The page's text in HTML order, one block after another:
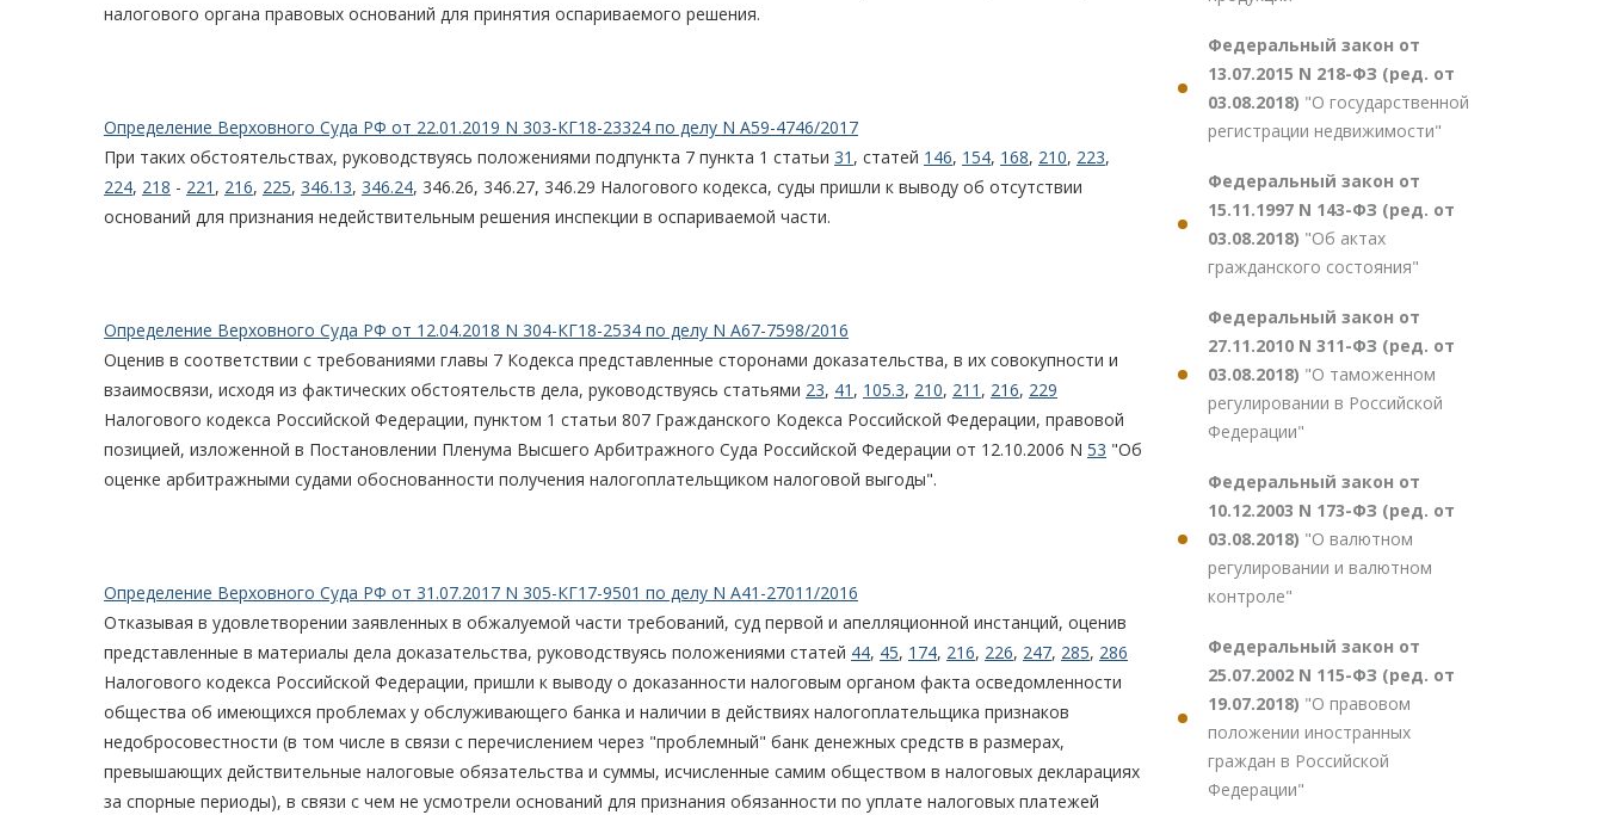
налогового органа правовых оснований для принятия оспариваемого решения.
Определение Верховного Суда РФ от 22.01.2019 N 303-КГ18-23324 по делу N А59-4746/2017
При таких обстоятельствах, руководствуясь положениями подпункта 7 пункта 1 статьи 31 , статей 146, 154, 168, 210, 223,
224, 218 - 221 , 216, 225, 346.13, 346.24, 346.26, 346.27, 346.29 Налогового кодекса, суды пришли к выводу об отсутствии
оснований для признания недействительным решения инспекции в оспариваемой части.
Определение Верховного Суда РФ от 12.04.2018 N 304-КГ18-2534 по делу N А67-7598/2016
Оценив в соответствии с требованиями главы 7 Кодекса представленные сторонами доказательства, в их совокупности и
взаимосвязи, исходя из фактических обстоятельств дела, руководствуясь статьями 23, 41 , 105.3, 210, 211 , 216, 229
Налогового кодекса Российской Федерации, пунктом 1 статьи 807 Гражданского Кодекса Российской Федерации, правовой
позицией, изложенной в Постановлении Пленума Высшего Арбитражного Суда Российской Федерации от 12.10.2006 N 53 "Об
оценке арбитражными судами обоснованности получения налогоплательщиком налоговой выгоды".
Определение Верховного Суда РФ от 31.07.2017 N 305-КГ17-9501 по делу N А41-27011/2016
Отказывая в удовлетворении заявленных в обжалуемой части требований, суд первой и апелляционной инстанций, оценив
представленные в материалы дела доказательства, руководствуясь положениями статей 44, 45, 174, 216, 226, 247, 285, 286
Налогового кодекса Российской Федерации, пришли к выводу о доказанности налоговым органом факта осведомленности
общества об имеющихся проблемах у обслуживающего банка и наличии в действиях налогоплательщика признаков
недобросовестности (в том числе в связи с перечислением через "проблемный" банк денежных средств в размерах,
превышающих действительные налоговые обязательства и суммы, исчисленные самим обществом в налоговых декларациях
за спорные периоды), в связи с чем не усмотрели оснований для признания обязанности по уплате налоговых платежей
Федеральный закон от
13.07.2015 N 218-ФЗ (ред. от
03.08.2018) "О государственной
регистрации недвижимости"
Федеральный закон от
15.11.1997 N 143-ФЗ (ред. от
03.08.2018) "Об актах
гражданского состояния"
Федеральный закон от
27.11.2010 N 311-ФЗ (ред. от
03.08.2018) "О таможенном
регулировании в Российской
Федерации"
Федеральный закон от
10.12.2003 N 173-ФЗ (ред. от
03.08.2018) "О валютном
регулировании и валютном
контроле"
Федеральный закон от
25.07.2002 N 115-ФЗ (ред. от
19.07.2018) "О правовом
положении иностранных
граждан в Российской
Федерации"